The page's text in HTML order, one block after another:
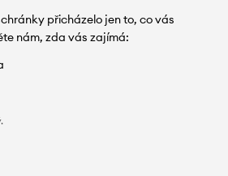
přicházelo jen to, co vás
nám, zda vás zajímá: